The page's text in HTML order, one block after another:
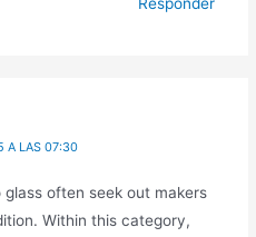
A LAS 07:30
often seek out makers
Within this category,